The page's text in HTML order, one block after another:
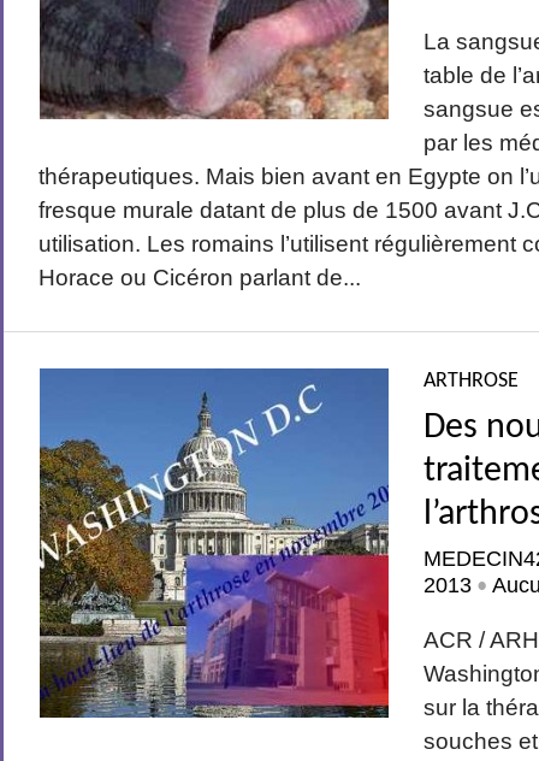
La
table de
sangsue
par les
thérapeutiques. Mais bien avant en Egypte on
fresque murale datant de plus de 1500 avant
utilisation. Les romains l’utilisent régulièrement
Horace ou Cicéron parlant de...
ARTHROSE
Des
2013 •
ACR /
sur la
souches